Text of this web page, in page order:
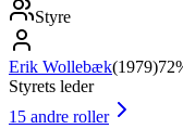
Styre
Erik Wollebæk(1979)
Styrets leder
15 andre roller